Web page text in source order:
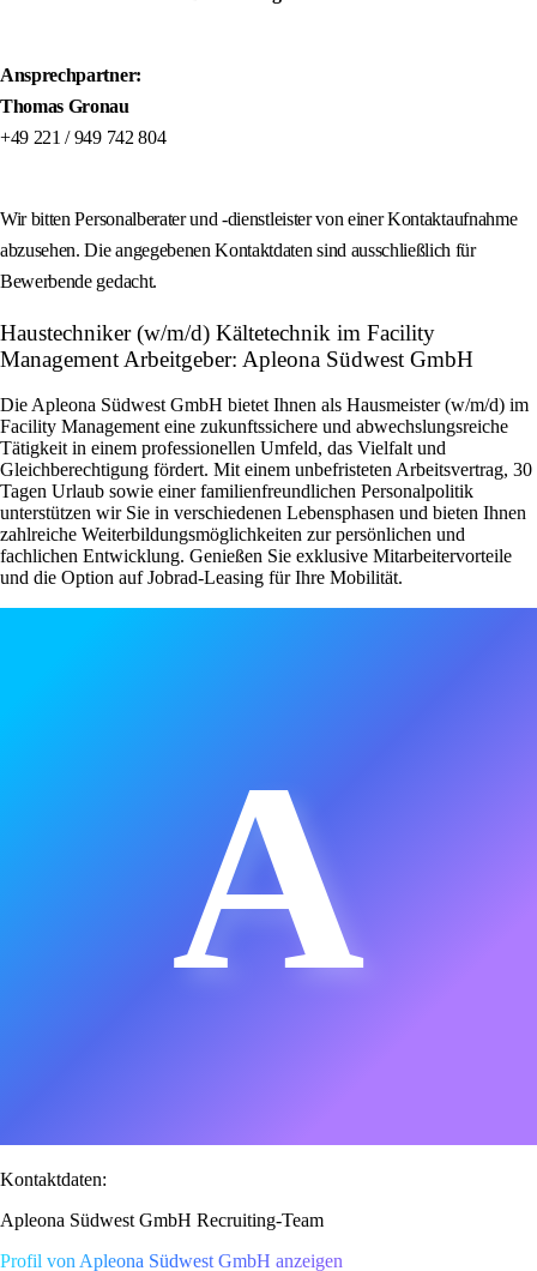
Ansprechpartner:
Thomas Gronau
+49 221 / 949 742 804
Wir bitten Personalberater und -dienstleister von einer Kontaktaufnahme
abzusehen. Die angegebenen Kontaktdaten sind ausschließlich für
Bewerbende gedacht.
Haustechniker (w/m/d) Kältetechnik im Facility
Management Arbeitgeber: Apleona Südwest GmbH
Die Apleona Südwest GmbH bietet Ihnen als Hausmeister (w/m/d) im
Facility Management eine zukunftssichere und abwechslungsreiche
Tätigkeit in einem professionellen Umfeld, das Vielfalt und
Gleichberechtigung fördert. Mit einem unbefristeten Arbeitsvertrag, 30
Tagen Urlaub sowie einer familienfreundlichen Personalpolitik
unterstützen wir Sie in verschiedenen Lebensphasen und bieten Ihnen
zahlreiche Weiterbildungsmöglichkeiten zur persönlichen und
fachlichen Entwicklung. Genießen Sie exklusive Mitarbeitervorteile
und die Option auf Jobrad-Leasing für Ihre Mobilität.
A
Kontaktdaten:
Apleona Südwest GmbH Recruiting-Team
Profil von Apleona Südwest GmbH anzeigen